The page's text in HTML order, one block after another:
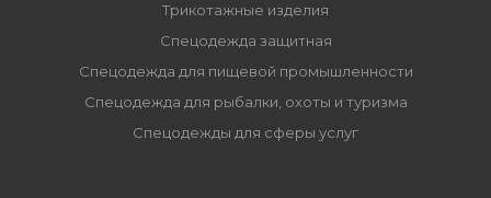
Трикотажные изделия
Спецодежда защитная
Спецодежда для пищевой промышленности
Спецодежда для рыбалки, охоты и туризма
Спецодежды для сферы услуг